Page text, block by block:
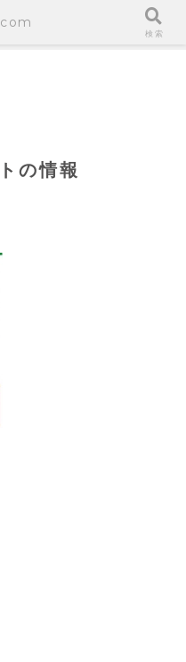
の情報
検索